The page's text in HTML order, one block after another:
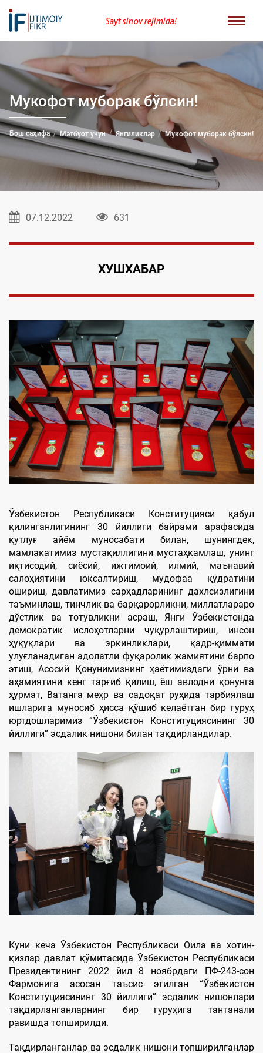
Sayt sinov rejimida!
Мукофот муборак бўлсин!
Бош саҳифа Матбуот учун Янгиликлар Мукофот муборак бўлсин!
07.12.2022 631
ХУШХАБАР
Ўзбекистон Республикаси Конституцияси қабул
қилинганлигининг 30 йиллиги байрами арафасида
қутлуғ айём муносабати билан, шунингдек,
мамлакатимиз мустақиллигини мустаҳкамлаш, унинг
иқтисодий, сиёсий, ижтимоий, илмий, маънавий
салоҳиятини юксалтириш, мудофаа қудратини
ошириш, давлатимиз сарҳадларининг дахлсизлигини
таъминлаш, тинчлик ва барқарорликни, миллатлараро
дўстлик ва тотувликни асраш, Янги Ўзбекистонда
демократик ислоҳотларни чуқурлаштириш, инсон
ҳуқуқлари ва эркинликлари, қадр-қиммати
улуғланадиган адолатли фуқаролик жамиятини барпо
этиш, Асосий Қонунимизнинг ҳаётимиздаги ўрни ва
аҳамиятини кенг тарғиб қилиш, ёш авлодни қонунга
ҳурмат, Ватанга меҳр ва садоқат руҳида тарбиялаш
ишларига муносиб ҳисса қўшиб келаётган бир гуруҳ
юртдошларимиз “Ўзбекистон Конституциясининг 30
йиллиги” эсдалик нишони билан тақдирландилар.
Куни кеча Ўзбекистон Республикаси Оила ва хотин-
қизлар давлат қўмитасида Ўзбекистон Республикаси
Президентининг 2022 йил 8 ноябрдаги ПФ-243-сон
Фармонига асосан таъсис этилган “Ўзбекистон
Конституциясининг 30 йиллиги” эсдалик нишонлари
тақдирланганларнинг бир гуруҳига тантанали
равишда топширилди.
Тақдирланганлар ва эсдалик нишони топширилганлар